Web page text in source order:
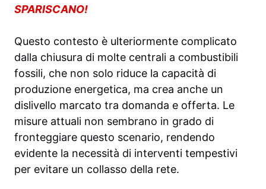
SPARISCANO!
Questo contesto è ulteriormente complicato
dalla chiusura di molte centrali a combustibili
fossili, che non solo riduce la capacità di
produzione energetica, ma crea anche un
dislivello marcato tra domanda e offerta. Le
misure attuali non sembrano in grado di
fronteggiare questo scenario, rendendo
evidente la necessità di interventi tempestivi
per evitare un collasso della rete.